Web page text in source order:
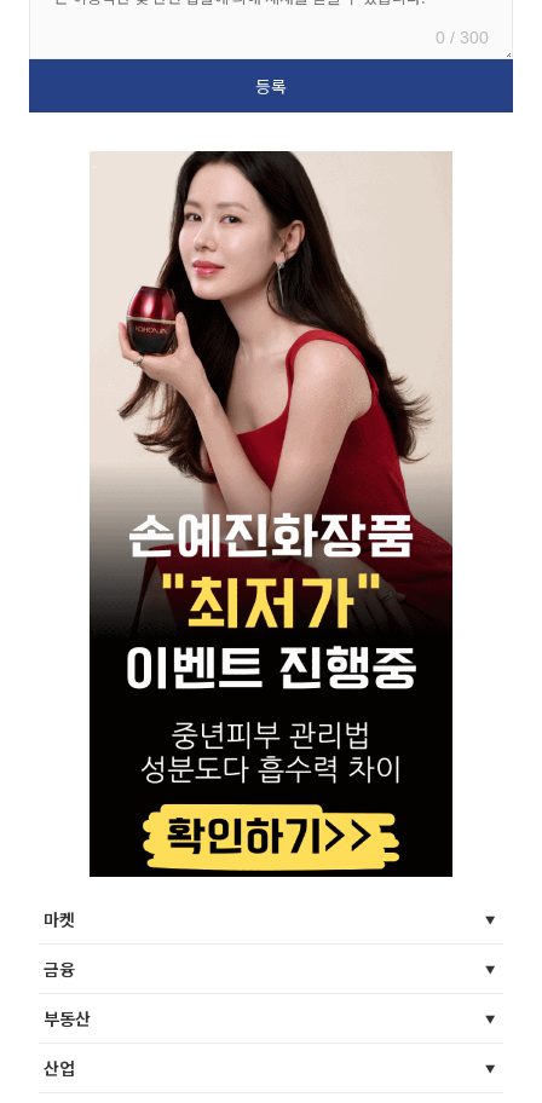
0 / 300
마켓
금융
부동산
산업